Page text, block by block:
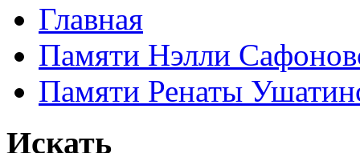
Главная
Памяти Нэлли
Памяти Ренаты
Искать